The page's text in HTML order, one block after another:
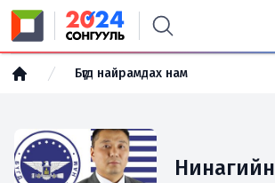
Бүгд найрамдах нам
Нинагийн